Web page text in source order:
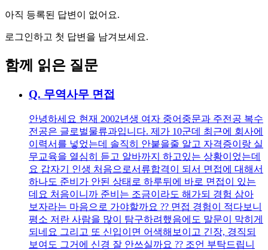
아직 등록된 답변이 없어요.
로그인하고 첫 답변을 남겨보세요.
함께 읽은 질문
Q. 무역사무 면접
안녕하세요 현재 2002년생 여자 중어중문과 주전공 복수
전공은 글로벌물류과입니다. 제가 10군데 최근에 회사에
이력서를 넣었는데 솔직히 안붙을줄 알고 자격증이랑 실
무교육을 열심히 듣고 알바까지 하고있는 상황이었는데
요 갑자기 인생 처음으로서류합격이 되서 면접에 대해서
하나도 준비가 안된 상태로 하루뒤에 바로 면접이 있는
데요 처음이니까 준비는 조금이라도 해가되 경험 삼아
보자라는 마음으로 가야할까요 ?? 면접 경험이 적다보니
평소 저란 사람을 많이 탐구하려했음에도 말문이 막히게
되네요 그리고 또 신입이면 어색해보이고 긴장, 경직되
보여도 그거에 신경 잘 안쓰실까요 ?? 조언 부탁드립니